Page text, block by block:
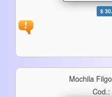
$
Mochila
Cod.: